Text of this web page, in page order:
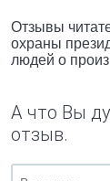
Отзывы
охраны
людей о
А что Вы
отзыв.